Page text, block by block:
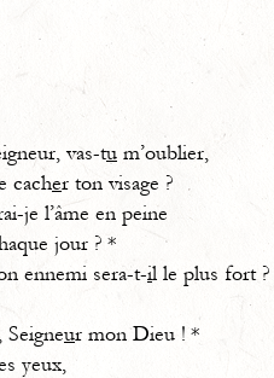
vas-tu m’oublier,
cacher ton visage ?
je l’âme en peine
jour ? *
ennemi sera-t-il le plus fort ?
ur mon Dieu ! *
yeux,